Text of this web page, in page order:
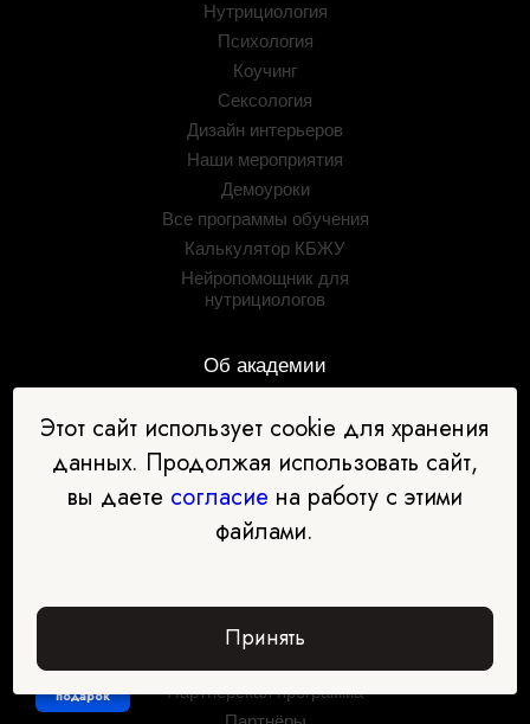
подарок
Нутрициология
Психология
Коучинг
Сексология
Дизайн интерьеров
Наши мероприятия
Демоуроки
Все программы обучения
Калькулятор КБЖУ
Нейропомощник для
нутрициологов
Об академии
О компании
Сведения об
образовательной
Лицензии и дипломы
Блог
Отзывы
Контакты
Партнёрская программа
Этот сайт использует cookie для хранения
данных. Продолжая использовать сайт,
вы даете согласие на работу с этими
файлами.
Принять